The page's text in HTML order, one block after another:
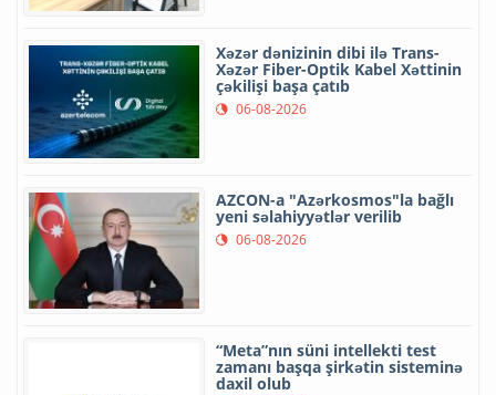
Xəzər dənizinin dibi ilə Trans-
Xəzər Fiber-Optik Kabel Xəttinin
çəkilişi başa çatıb
06-08-2026
AZCON-a "Azərkosmos"la bağlı
yeni səlahiyyətlər verilib
06-08-2026
“Meta”nın süni intellekti test
zamanı başqa şirkətin sisteminə
daxil olub